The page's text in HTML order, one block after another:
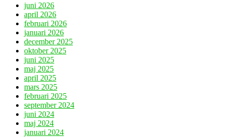
juni 2026
april 2026
februari 2026
januari 2026
december 2025
oktober 2025
juni 2025
maj 2025
april 2025
mars 2025
februari 2025
september 2024
juni 2024
maj 2024
januari 2024